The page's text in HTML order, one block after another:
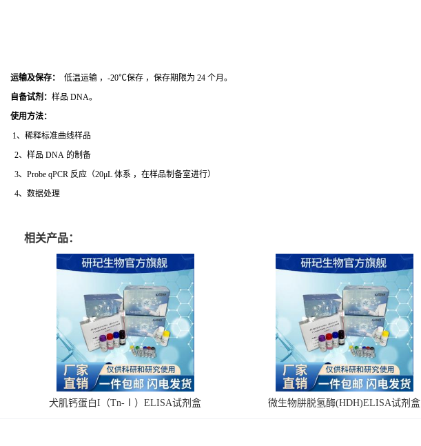
运输及保存：
低温运输 ，-20℃保存 ，保存期限为 24 个月。
自备试剂： 样品 DNA。
使用方法：
1、稀释标准曲线样品
2、样品 DNA 的制备
3、Probe qPCR 反应（20μL 体系 ，在样品制备室进行）
4、数据处理
相关产品：
犬肌钙蛋白I（Tn-Ⅰ）ELISA试剂盒 微生物肼脱氢酶(HDH)ELISA试剂盒